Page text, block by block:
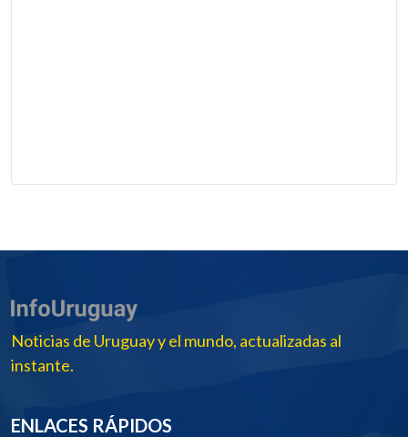
Noticias de Uruguay y el mundo, actualizadas al
instante.
ENLACES RÁPIDOS